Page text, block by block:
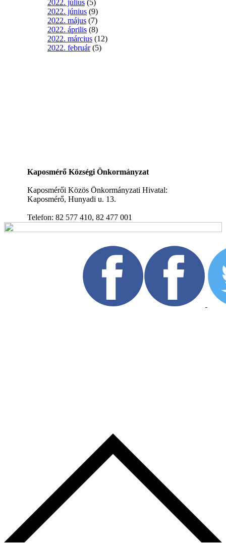
2022. július (5)
2022. június (9)
2022. május (7)
2022. április (8)
2022. március (12)
2022. február(5)
Kaposmérő Községi Önkormányzat
Kaposmérői Közös Önkormányzati Hivatal:
Kaposmérő, Hunyadi u. 13.
Telefon: 82 577 410, 82 477 001